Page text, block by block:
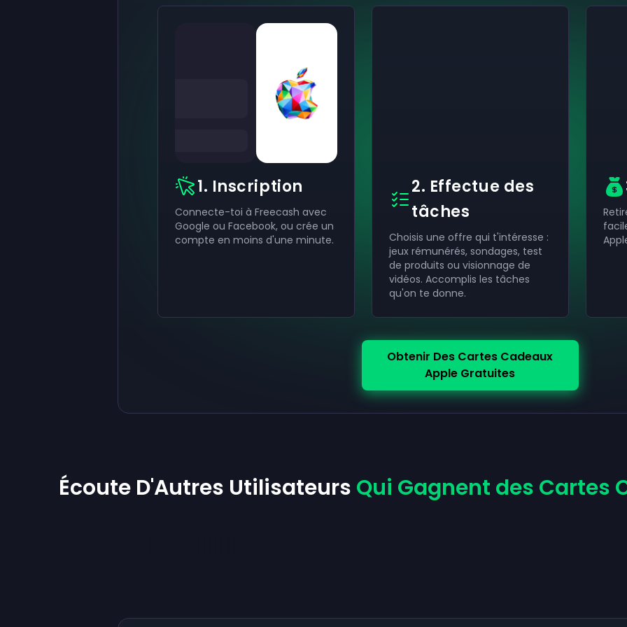
1. Inscription
Connecte-toi à Freecash avec
Google ou Facebook, ou crée un
compte en moins d'une minute.
2. Effectue des
tâches
Choisis une offre qui t'intéresse :
jeux rémunérés, sondages, test
de produits ou visionnage de
vidéos. Accomplis les tâches
qu'on te donne.
Obtenir Des Cartes Cadeaux
Apple Gratuites
Écoute D'Autres Utilisateurs Qui Gagnent des Cartes